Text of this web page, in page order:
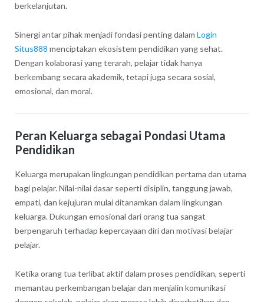
berkelanjutan.
Sinergi antar pihak menjadi fondasi penting dalam Login
Situs888 menciptakan ekosistem pendidikan yang sehat.
Dengan kolaborasi yang terarah, pelajar tidak hanya
berkembang secara akademik, tetapi juga secara sosial,
emosional, dan moral.
Peran Keluarga sebagai Pondasi Utama
Pendidikan
Keluarga merupakan lingkungan pendidikan pertama dan utama
bagi pelajar. Nilai-nilai dasar seperti disiplin, tanggung jawab,
empati, dan kejujuran mulai ditanamkan dalam lingkungan
keluarga. Dukungan emosional dari orang tua sangat
berpengaruh terhadap kepercayaan diri dan motivasi belajar
pelajar.
Ketika orang tua terlibat aktif dalam proses pendidikan, seperti
memantau perkembangan belajar dan menjalin komunikasi